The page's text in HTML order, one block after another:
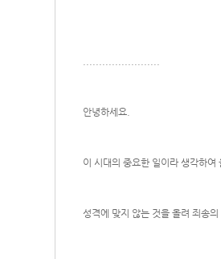
안녕하세요.
이 시대의 중요한 일이라 생각하여
성격에 맞지 않는 것을 올려 죄송